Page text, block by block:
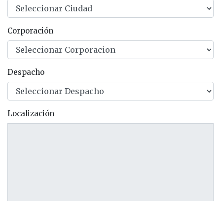
Corporación
Despacho
Localización